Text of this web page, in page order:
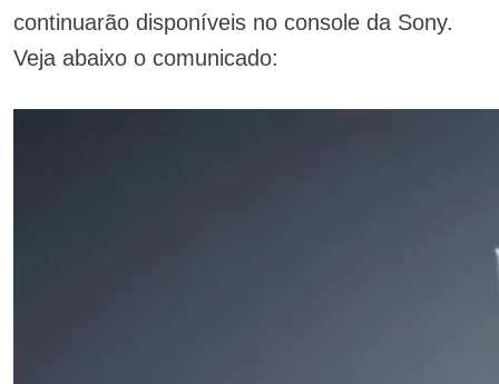
continuarão disponíveis no console da Sony.
Veja abaixo o comunicado: